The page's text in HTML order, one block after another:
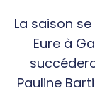
La saison
Eure à
Pauline